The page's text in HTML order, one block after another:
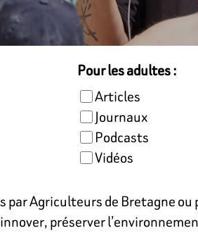
Pour les adultes :
Articles
Journaux
Podcasts
Vidéos
Agriculteurs de Bretagne
préserver